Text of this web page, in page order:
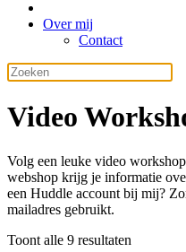
Over mij
Contact
Video
Volg een leuke video
webshop krijg je informatie
een Huddle account bij mij?
mailadres gebruikt.
Toont alle 9 resultaten